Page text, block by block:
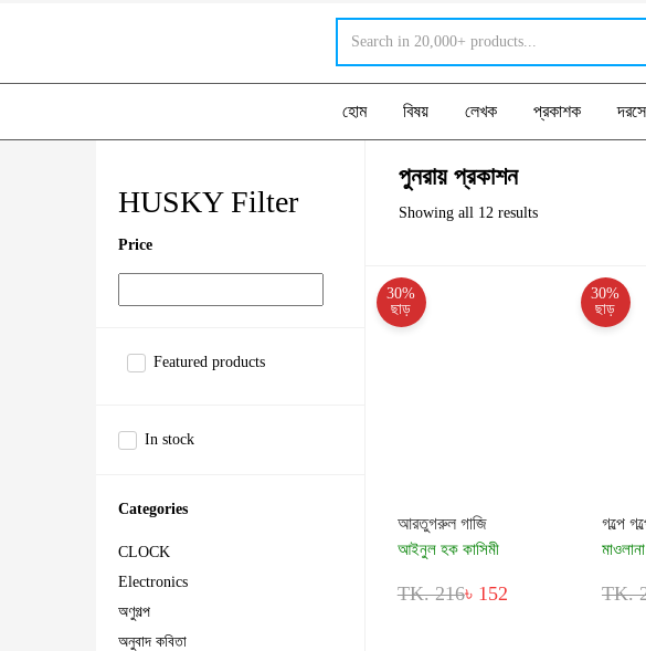
হোম বিষয় লেখক প্রকাশক
HUSKY Filter
Price
Featured products
In stock
Categories
CLOCK
Electronics
অণুগল্প
অনুবাদ কবিতা
পুনরায় প্রকাশন
Showing all 12 results
30%
ছাড়
আরতুগরুল গাজি
আইনুল হক কাসিমী
TK. 216৳ 152
30%
ছাড়
গল্পে
TK.